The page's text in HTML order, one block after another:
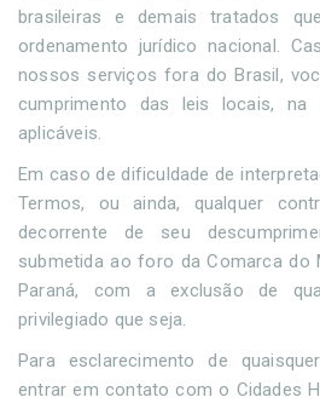
brasileiras e demais tratados
ordenamento jurídico nacional.
nossos serviços fora do Brasil,
cumprimento das leis locais,
aplicáveis.
Em caso de dificuldade de
Termos, ou ainda, qualquer
decorrente de seu
submetida ao foro da Comarca do
Paraná, com a exclusão de
privilegiado que seja.
Para esclarecimento de
entrar em contato com o Cidades